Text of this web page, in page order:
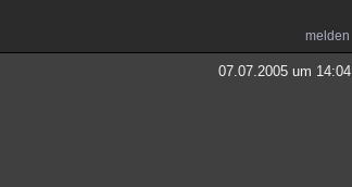
melden
07.07.2005 um 14:04